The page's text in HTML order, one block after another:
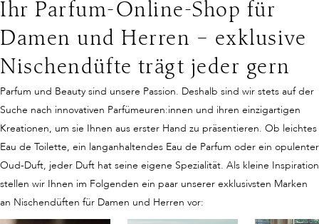
Ihr Parfum-Online-Shop für
Damen und Herren – exklusive
Nischendüfte trägt jeder gern
Parfum und Beauty sind unsere Passion. Deshalb sind wir stets auf der
Suche nach innovativen Parfümeuren:innen und ihren einzigartigen
Kreationen, um sie Ihnen aus erster Hand zu präsentieren. Ob leichtes
Eau de Toilette, ein langanhaltendes Eau de Parfum oder ein opulenter
Oud-Duft, jeder Duft hat seine eigene Spezialität. Als kleine Inspiration
stellen wir Ihnen im Folgenden ein paar unserer exklusivsten Marken
an Nischendüften für Damen und Herren vor: